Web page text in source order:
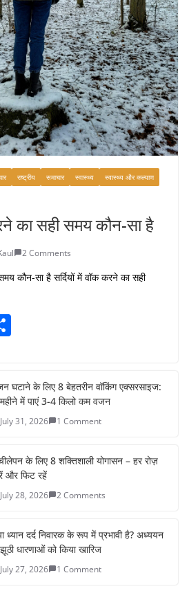
राष्ट्रीय समाचार स्वास्थ्य
स्वास्थ्य और कल्याण
का सही समय कौन-सा है
2 Comments
कौन-सा है सर्दियों में वॉक करने का सही
e
घटाने के लिए 8 बेहतरीन वॉकिंग एक्सरसाइज:
में पाएं 3-4 किलो कम वजन
July 31, 2026 1 Comment
के लिए 8 शक्तिशाली योगासन – हर रोज़
और फिट रहें
July 28, 2026 2 Comments
ध्यान दर्द निवारक के रूप में प्रभावी है? अध्ययन
धारणाओं को किया खारिज
July 27, 2026 1 Comment